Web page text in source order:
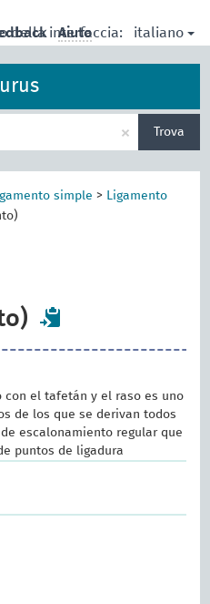
della interfaccia: italiano
Aiuto
× Trova
simple > Ligamento
con el tafetán y el raso es uno
de los que se derivan todos
escalonamiento regular que
puntos de ligadura